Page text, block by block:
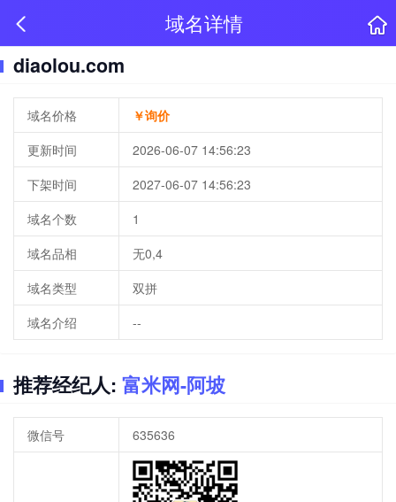
域名详情
diaolou.com
域名价格
￥询价
更新时间
2026-06-07 14:56:23
下架时间
2027-06-07 14:56:23
域名个数
1
域名品相
无0,4
域名类型
双拼
域名介绍
--
推荐经纪人: 富米网-阿坡
微信号 635636